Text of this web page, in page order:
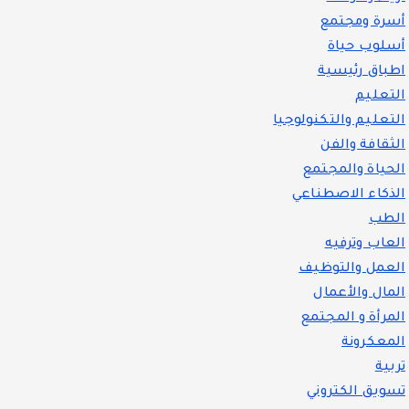
أسرة ومجتمع
أسلوب حياة
اطباق رئيسية
التعليم
التعليم والتكنولوجيا
الثقافة والفن
الحياة والمجتمع
الذكاء الاصطناعي
الطب
العاب وترفيه
العمل والتوظيف
المال والأعمال
المرأة و المجتمع
المعكرونة
تربية
تسويق الكتروني